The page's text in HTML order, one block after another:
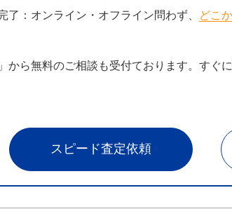
了：オンライン・オフライン問わず、
どこ
」から無料のご相談も受付ております。すぐ
スピード査定依頼